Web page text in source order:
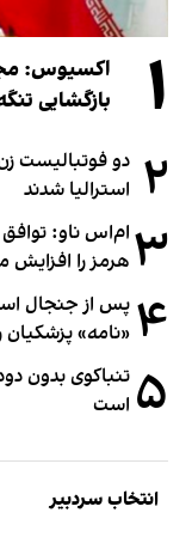
۱
اکسیوس:
بازگشایی
۲ استرالیا شدند
۳ ام‌اس ناو: توافق
هرمز را افزایش
۴ پس از جنجال
«نامه» پزشکیان
۵ تنباکوی بدون
است
انتخاب سردبیر